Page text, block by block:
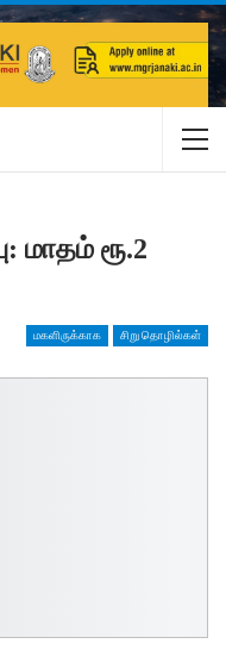
மாதம் ரூ.2
மகளிருக்காக சிறு தொழில்கள்